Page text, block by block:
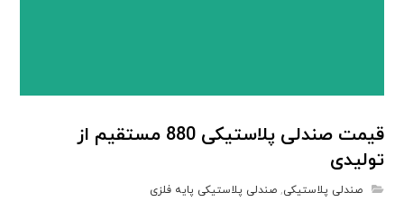
قیمت صندلی پلاستیکی 880 مستقیم از
تولیدی
صندلی پلاستیکی,صندلی پلاستیکی پایه فلزی